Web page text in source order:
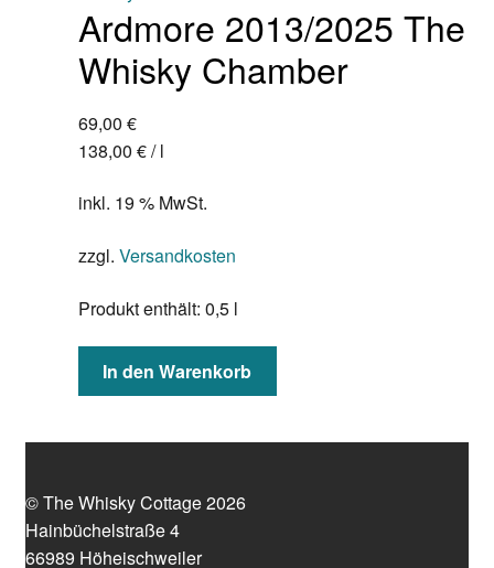
Ardmore 2013/2025 The
Whisky Chamber
69,00 €
138,00 €/l
inkl. 19 % MwSt.
zzgl. Versandkosten
Produkt enthält: 0,5 l
In den Warenkorb
© The Whisky Cottage 2026
Hainbüchelstraße 4
66989 Höheischweiler